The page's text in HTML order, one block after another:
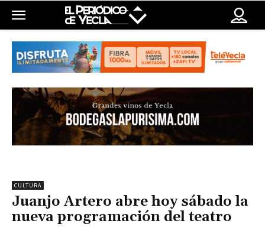
CULTURA
Juanjo Artero abre hoy sábado la
nueva programación del teatro